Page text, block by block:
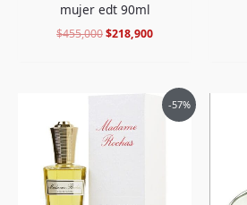
mujer edt 90ml
$455,000$218,900
-57%
original
era:
precio